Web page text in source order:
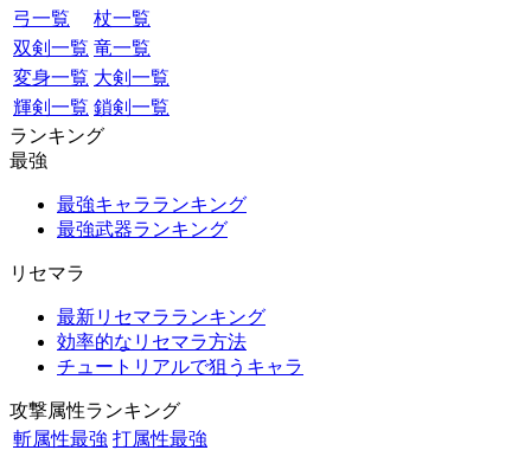
弓一覧
杖一覧
双剣一覧 竜一覧
変身一覧 大剣一覧
輝剣一覧 鎖剣一覧
ランキング
最強
最強キャラランキング
最強武器ランキング
リセマラ
最新リセマラランキング
効率的なリセマラ方法
チュートリアルで狙うキャラ
攻撃属性ランキング
斬属性最強 打属性最強